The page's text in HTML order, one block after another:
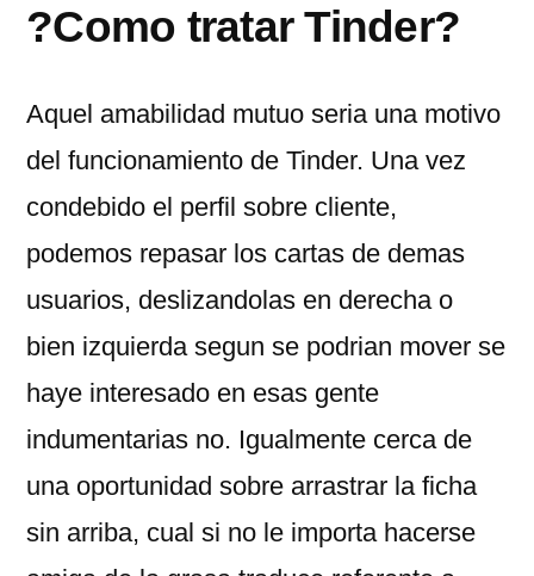
?Como tratar Tinder?
Aquel amabilidad mutuo seri­a una motivo
del funcionamiento de Tinder. Una vez
condebido el perfil sobre cliente,
podemos repasar los cartas de demas
usuarios, deslizandolas en derecha o
bien izquierda segun se podri­an mover se
haye interesado en esas gente
indumentarias no. Igualmente cerca de
una oportunidad sobre arrastrar la ficha
sin arriba, cual si no le importa hacerse